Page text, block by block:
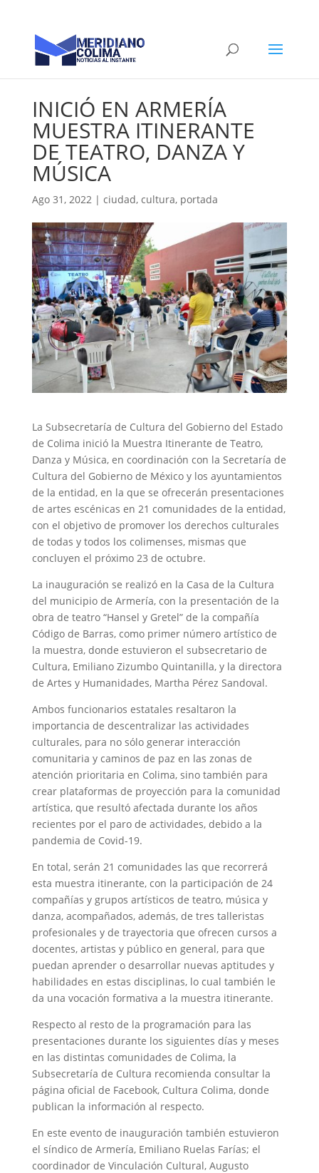
INICIÓ EN ARMERÍA
MUESTRA ITINERANTE
DE TEATRO, DANZA Y
MÚSICA
Ago 31, 2022| ciudad, cultura, portada
La Subsecretaría de Cultura del Gobierno del Estado
de Colima inició la Muestra Itinerante de Teatro,
Danza y Música, en coordinación con la Secretaría de
Cultura del Gobierno de México y los ayuntamientos
de la entidad, en la que se ofrecerán presentaciones
de artes escénicas en 21 comunidades de la entidad,
con el objetivo de promover los derechos culturales
de todas y todos los colimenses, mismas que
concluyen el próximo 23 de octubre.
La inauguración se realizó en la Casa de la Cultura
del municipio de Armería, con la presentación de la
obra de teatro “Hansel y Gretel” de la compañía
Código de Barras, como primer número artístico de
la muestra, donde estuvieron el subsecretario de
Cultura, Emiliano Zizumbo Quintanilla, y la directora
de Artes y Humanidades, Martha Pérez Sandoval.
Ambos funcionarios estatales resaltaron la
importancia de descentralizar las actividades
culturales, para no sólo generar interacción
comunitaria y caminos de paz en las zonas de
atención prioritaria en Colima, sino también para
crear plataformas de proyección para la comunidad
artística, que resultó afectada durante los años
recientes por el paro de actividades, debido a la
pandemia de Covid-19.
En total, serán 21 comunidades las que recorrerá
esta muestra itinerante, con la participación de 24
compañías y grupos artísticos de teatro, música y
danza, acompañados, además, de tres talleristas
profesionales y de trayectoria que ofrecen cursos a
docentes, artistas y público en general, para que
puedan aprender o desarrollar nuevas aptitudes y
habilidades en estas disciplinas, lo cual también le
da una vocación formativa a la muestra itinerante.
Respecto al resto de la programación para las
presentaciones durante los siguientes días y meses
en las distintas comunidades de Colima, la
Subsecretaría de Cultura recomienda consultar la
página oficial de Facebook, Cultura Colima, donde
publican la información al respecto.
En este evento de inauguración también estuvieron
el síndico de Armería, Emiliano Ruelas Farías; el
coordinador de Vinculación Cultural, Augusto